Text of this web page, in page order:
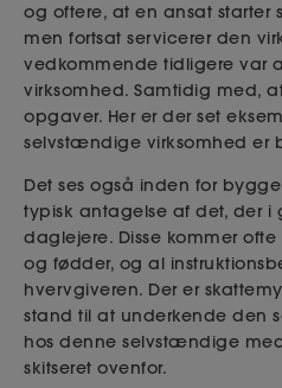
og oftere, at en ansat
men fortsat servicerer den
vedkommende tidligere var
virksomhed. Samtidig med,
opgaver. Her er der set
selvstændige virksomhed er
Det ses også inden for
typisk antagelse af det, der
daglejere. Disse kommer
og fødder, og al
hvervgiveren. Der er
stand til at underkende den
hos denne selvstændige
skitseret ovenfor.